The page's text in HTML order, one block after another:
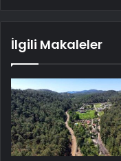
İlgili Makaleler